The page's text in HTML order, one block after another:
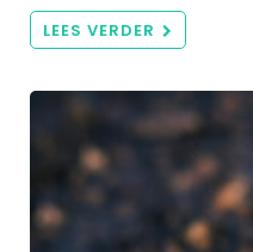
LEES VERDER